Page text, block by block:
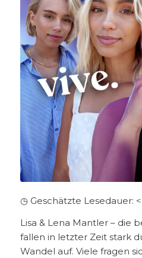
◷ Geschätzte Lesedauer:
Lisa & Lena Mantler – die
fallen in letzter Zeit stark
Wandel auf. Viele fragen